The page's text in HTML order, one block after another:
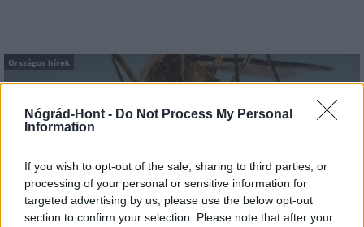
Nógrád-Hont - Do Not Process My Personal
Information
If you wish to opt-out of the sale, sharing to third parties, or
processing of your personal or sensitive information for
targeted advertising by us, please use the below opt-out
section to confirm your selection. Please note that after your
Országos hírek
A lakosságra is fontos szerep hárul a szúnyoginvázió
elkerülésében